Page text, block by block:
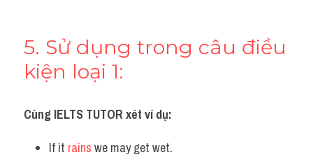
5. Sử dụng trong câu điều
kiện loại 1:
Cùng IELTS TUTOR xét ví dụ:
If it rains we may get wet.